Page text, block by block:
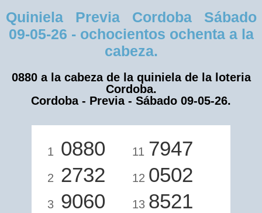
Quiniela Previa Cordoba Sábado
09-05-26 - ochocientos ochenta a la
cabeza.
0880 a la cabeza de la quiniela de la loteria
Cordoba.
Cordoba - Previa - Sábado 09-05-26.
1 0880
2 2732
3 9060
11 7947
12 0502
13 8521